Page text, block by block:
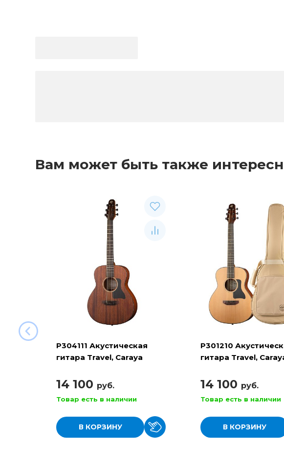
Вам может быть также
P304111 Акустическая
гитара Travel, Caraya
14 100 руб.
Товар есть в наличии
В КОРЗИНУ
P301210
гитара Travel,
14 100 руб.
Товар есть в наличии
В КОРЗИНУ